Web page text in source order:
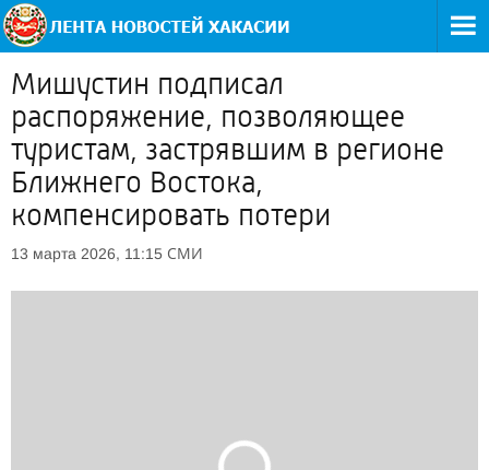
Мишустин подписал
распоряжение, позволяющее
туристам, застрявшим в регионе
Ближнего Востока,
компенсировать потери
13 марта 2026, 11:15 СМИ